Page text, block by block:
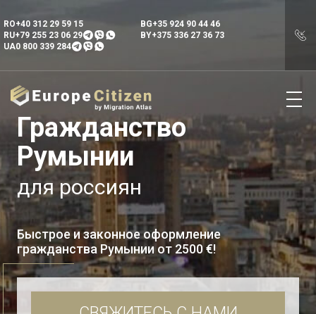
RO+40 312 29 59 15 BG+35 924 90 44 46
RU+79 255 23 06 29 BY+375 336 27 36 73
UA0 800 339 284
Гражданство
Румынии
для россиян
Быстрое и законное оформление
гражданства Румынии от 2500 €!